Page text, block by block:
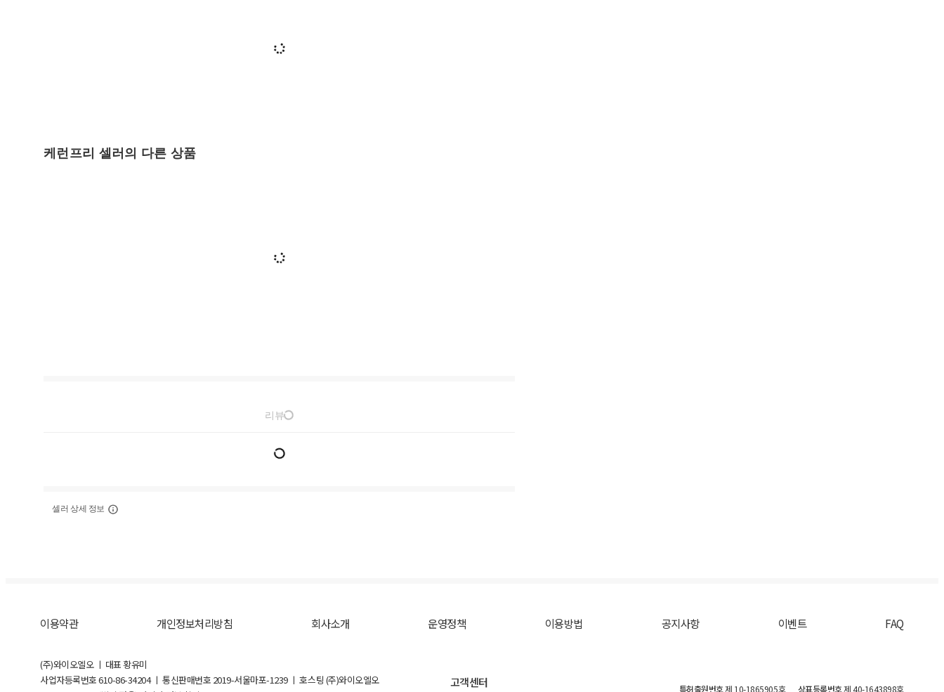
케런프리 셀러의 다른 상품
리뷰
셀러 상세 정보
이용약관 개인정보처리방침 회사소개 운영정책 이용방법 공지사항 이벤트 FAQ
(주)와이오엘오 ㅣ 대표 황유미
사업자등록번호610-86-34204ㅣ 통신판매번호 2019-서울마포-1239 ㅣ 호스팅 (주)와이오엘오
고객센터 특허출원번호제 10-1865905호 상표등록번호제 40-1643898호